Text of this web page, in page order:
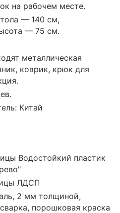
на рабочем месте.
— 140 см,
— 75 см.
металлическая
коврик, крюк для
Китай
Водостойкий пластик
ЛДСП
2 мм толщиной,
порошковая краска